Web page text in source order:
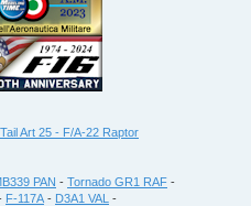
Art 25 - F/A-22 Raptor
PAN - Tornado GR1 RAF -
F-117A - D3A1 VAL -